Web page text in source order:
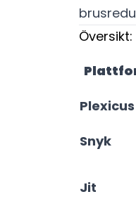
Plexicus
Snyk
Jit